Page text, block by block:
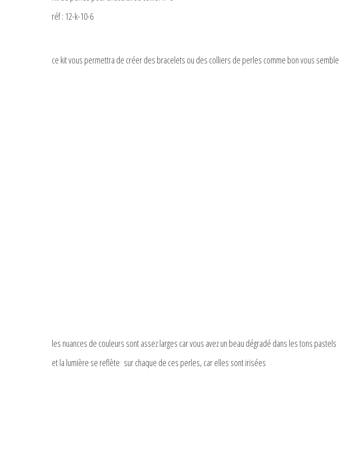
o
réf : 12-k-10-6
ce kit vous permettra de créer des bracelets ou des colliers de perles comme bon vous semble
les nuances de couleurs sont assez larges car vous avez un beau dégradé dans les tons pastels
et la lumière se reflète sur chaque de ces perles, car elles sont irisées